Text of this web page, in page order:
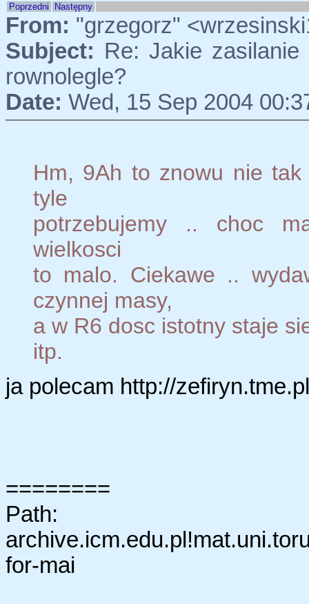
Poprzedni Następny
From: "grzegorz"
Subject: Re: Jakie
rownolegle?
Date: Wed, 15 Sep 2004
Hm, 9Ah to znowu nie
tyle
potrzebujemy .. choc
wielkosci
to malo. Ciekawe ..
czynnej masy,
a w R6 dosc istotny staje
itp.
ja polecam http://
========
for-mai